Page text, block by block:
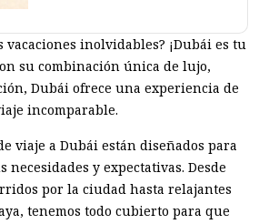
vacaciones inolvidables? ¡Dubái es tu
su combinación única de lujo,
Dubái ofrece una experiencia de
incomparable.
viaje a Dubái están diseñados para
necesidades y expectativas. Desde
por la ciudad hasta relajantes
tenemos todo cubierto para que